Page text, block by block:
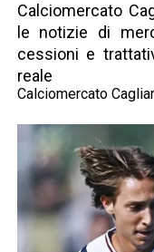
Calciomercato
le notizie di
cessioni e
reale
Calciomercato